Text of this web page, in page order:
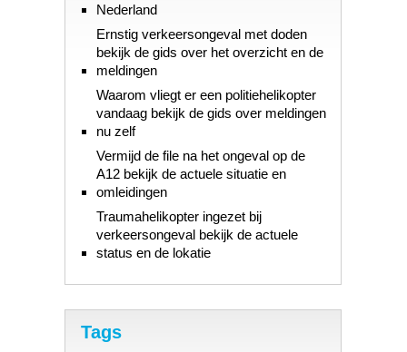
Nederland
Ernstig verkeersongeval met doden
bekijk de gids over het overzicht en de
meldingen
Waarom vliegt er een politiehelikopter
vandaag bekijk de gids over meldingen
nu zelf
Vermijd de file na het ongeval op de
A12 bekijk de actuele situatie en
omleidingen
Traumahelikopter ingezet bij
verkeersongeval bekijk de actuele
status en de lokatie
Tags